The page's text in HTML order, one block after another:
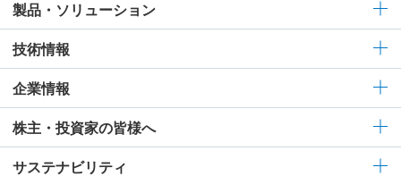
製品・ソリューション
技術情報
企業情報
株主・投資家の皆様へ
サステナビリティ